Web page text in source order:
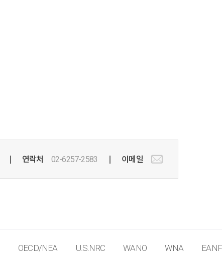
연락처 02-6257-2583 이메일
OECD/NEA U.S.NRC WANO WNA EANF